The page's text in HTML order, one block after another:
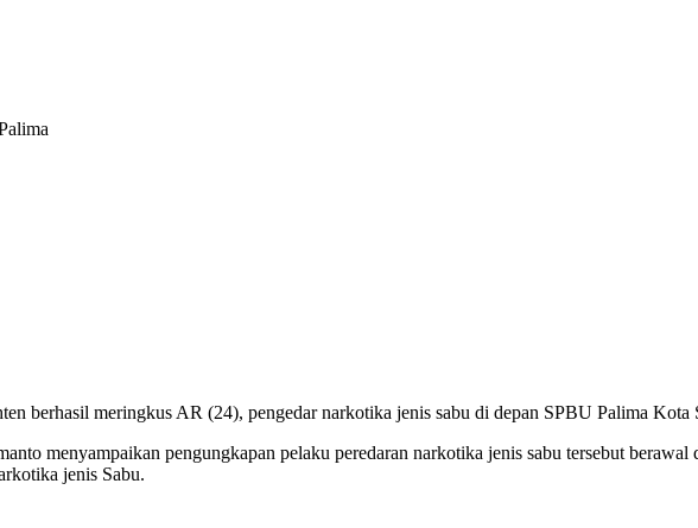
berhasil meringkus AR (24), pengedar narkotika jenis sabu di depan SPBU Palima
menyampaikan pengungkapan pelaku peredaran narkotika jenis sabu tersebut
jenis Sabu.